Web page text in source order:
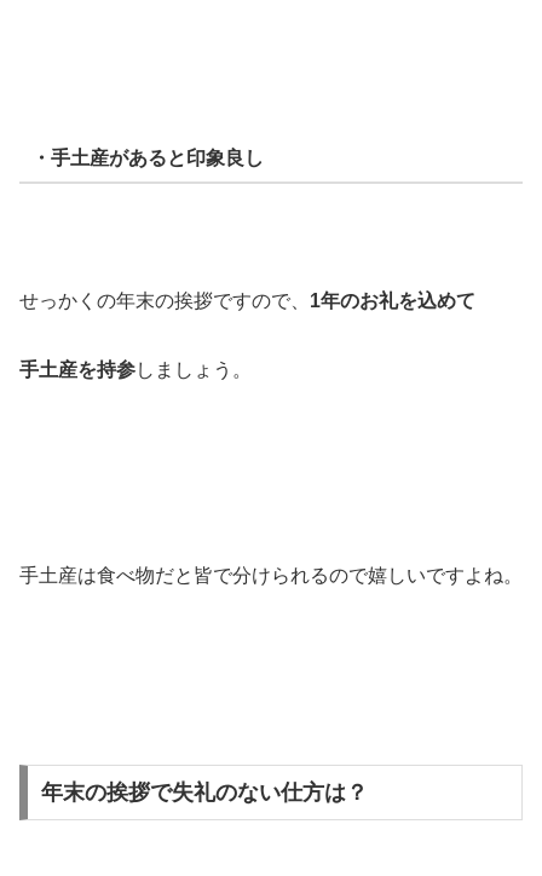
・手土産があると印象良し
せっかくの年末の挨拶ですので、 1年のお礼を込めて
手土産を持参しましょう。
手土産は食べ物だと皆で分けられるので嬉しいですよね。
年末の挨拶で失礼のない仕方は？